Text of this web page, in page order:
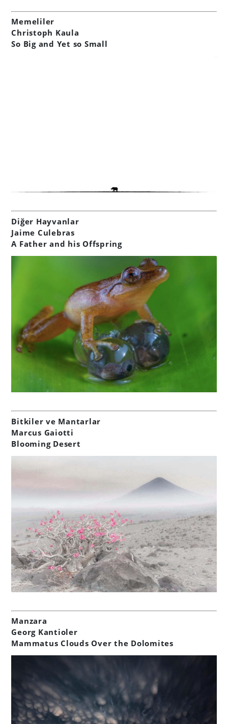
Memeliler
Christoph Kaula
So Big and Yet so Small
Diğer Hayvanlar
Jaime Culebras
A Father and his Offspring
Bitkiler ve Mantarlar
Marcus Gaiotti
Blooming Desert
Manzara
Georg Kantioler
Mammatus Clouds Over the Dolomites